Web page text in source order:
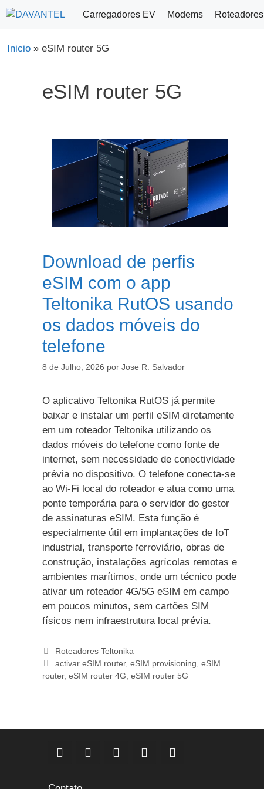
Saltar
para
conteúdo
Carregadores EV Modems Roteadores
Inicio » eSIM router 5G
eSIM router 5G
Download de perfis
eSIM com o app
Teltonika RutOS usando
os dados móveis do
telefone
8 de Julho, 2026 por Jose R. Salvador
O aplicativo Teltonika RutOS já permite
baixar e instalar um perfil eSIM diretamente
em um roteador Teltonika utilizando os
dados móveis do telefone como fonte de
internet, sem necessidade de conectividade
prévia no dispositivo. O telefone conecta-se
ao Wi-Fi local do roteador e atua como uma
ponte temporária para o servidor do gestor
de assinaturas eSIM. Esta função é
especialmente útil em implantações de IoT
industrial, transporte ferroviário, obras de
construção, instalações agrícolas remotas e
ambientes marítimos, onde um técnico pode
ativar um roteador 4G/5G eSIM em campo
em poucos minutos, sem cartões SIM
físicos nem infraestrutura local prévia.
Categorias
Roteadores Teltonika
Etiquetas
activar eSIM router, eSIM provisioning eSIM
router, eSIM router 4G eSIM router 5G